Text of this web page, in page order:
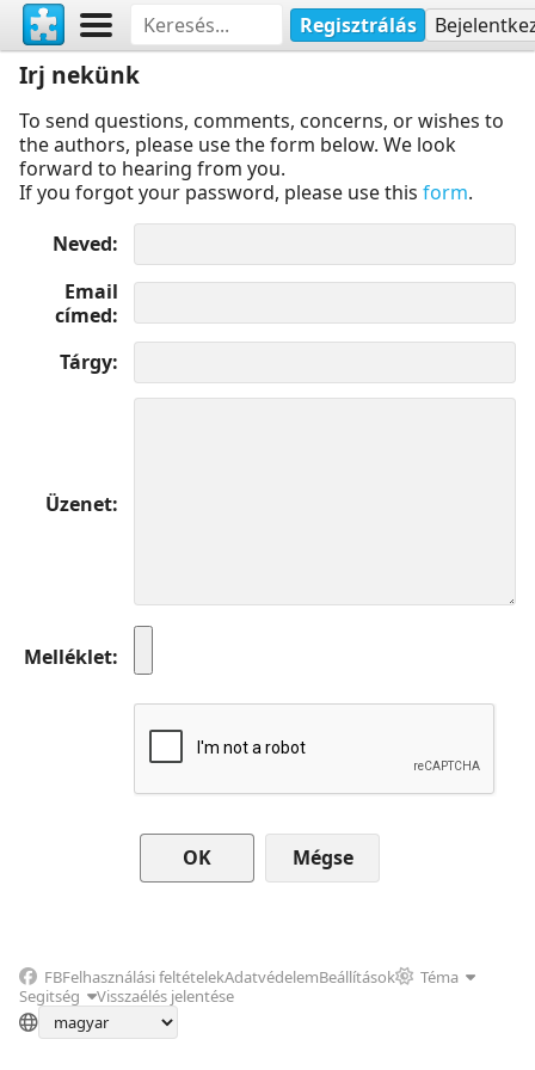
Regisztrálás
Irj nekünk
To send questions, comments, concerns, or wishes to
the authors, please use the form below. We look
forward to hearing from you.
If you forgot your password, please use this form.
Neved
Email
címed
Tárgy
Üzenet
Melléklet
Mégse
FBFelhasználási feltételekAdatvédelemBeállítások
Téma
Segitség
Visszaélés jelentése